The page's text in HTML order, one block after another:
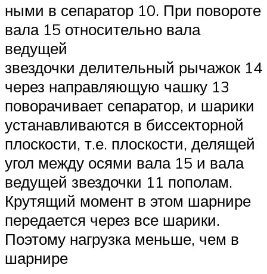
ными в сепаратор 10. При повороте
вала 15 относительно вала
ведущей
звездочки делительный рычажок 14
через направляющую чашку 13
поворачивает сепаратор, и шарики
устанавливаются в биссекторной
плоскости, т.е. плоскости, делящей
угол между осями вала 15 и вала
ведущей звездочки 11 пополам.
Крутящий момент в этом шарнире
передается через все шарики.
Поэтому нагрузка меньше, чем в
шарнире